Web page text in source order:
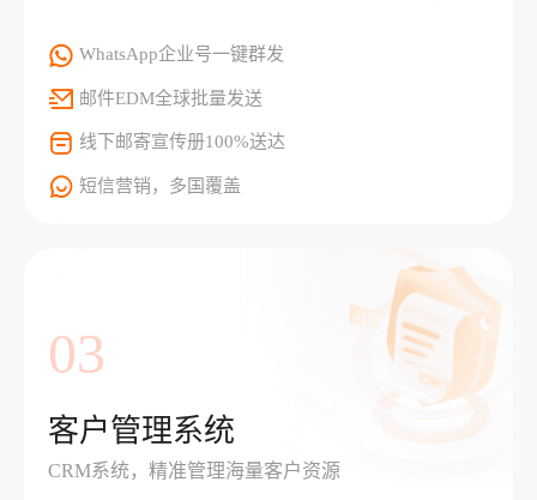
WhatsApp企业号一键群发
邮件EDM全球批量发送
线下邮寄宣传册100%送达
短信营销，多国覆盖
03
客户管理系统
CRM系统，精准管理海量客户资源